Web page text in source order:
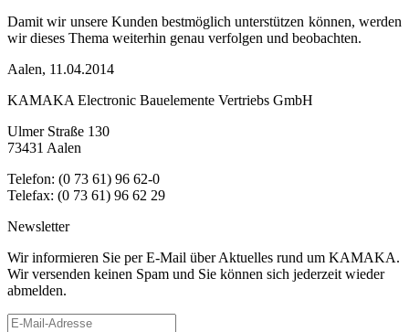
Damit wir unsere Kunden bestmöglich unterstützen können, werden
wir dieses Thema weiterhin genau verfolgen und beobachten.
Aalen, 11.04.2014
KAMAKA Electronic Bauelemente Vertriebs GmbH
Ulmer Straße 130
73431 Aalen
Telefon: (0 73 61) 96 62-0
Telefax: (0 73 61) 96 62 29
Newsletter
Wir informieren Sie per E-Mail über Aktuelles rund um KAMAKA.
Wir versenden keinen Spam und Sie können sich jederzeit wieder
abmelden.